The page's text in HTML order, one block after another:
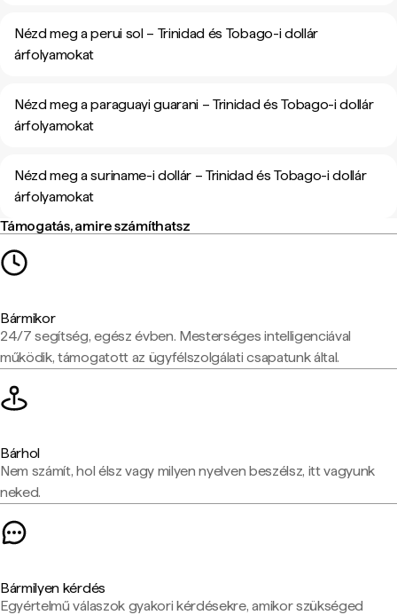
Nézd meg a perui sol – Trinidad és Tobago-i dollár
árfolyamokat
Nézd meg a paraguayi guarani – Trinidad és Tobago-i dollár
árfolyamokat
Nézd meg a suriname-i dollár – Trinidad és Tobago-i dollár
árfolyamokat
Támogatás, amire számíthatsz
Bármikor
24/7 segítség, egész évben. Mesterséges intelligenciával
működik, támogatott az ügyfélszolgálati csapatunk által.
Bárhol
Nem számít, hol élsz vagy milyen nyelven beszélsz, itt vagyunk
neked.
Bármilyen kérdés
Egyértelmű válaszok gyakori kérdésekre, amikor szükséged